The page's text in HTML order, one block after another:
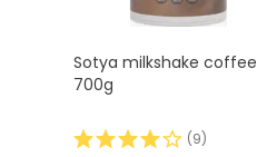
Sotya milkshake coffee
700g
(9)